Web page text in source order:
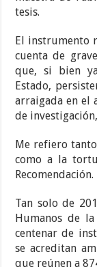
tesis.
El instrumento
cuenta de
que, si bien
Estado,
arraigada en el
de
Me refiero
como a la
Recomendación.
Tan solo de
Humanos de
centenar de
se acreditan
que reúnen a